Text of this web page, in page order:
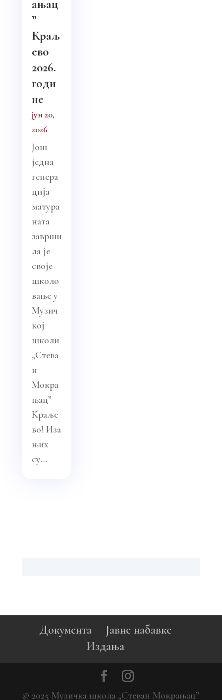
ањац
”
Краљ
ево
2026.
годи
не
јун 20,
2026
Још
једна
генера
ција
матура
ната
заврши
ла је
своје
школо
вање у
Музич
кој
школи
„Стева
н
Мокра
њац”
Краље
во! Иза
њих
су...
Документа
Јавне набавке
Издања
© 2025 Музичка школа „Стеван Мокрањац”